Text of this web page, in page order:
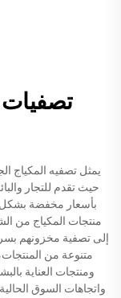
يمثل تصفيه المكياج
حيث تقدم للتجار
بأسعار مخفضة بشكل
منتجات المكياج من
إلى تصفية مخزونهم
متنوعة من
ومنتجات العناية
واتجاهات السوق